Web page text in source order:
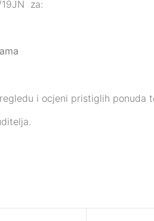
19JN za:
i ocjeni pristiglih ponuda